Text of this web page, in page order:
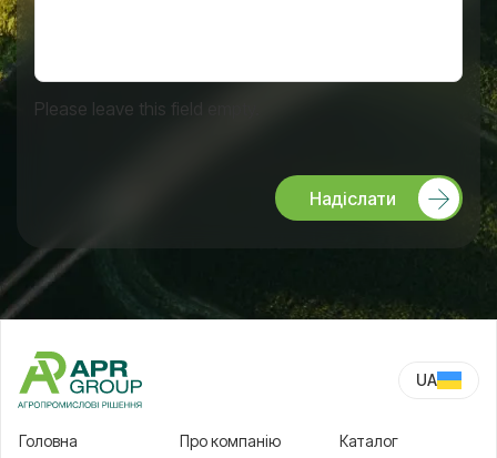
Please leave this field empty.
Надіслати
UA
Головна
Про компанію Каталог